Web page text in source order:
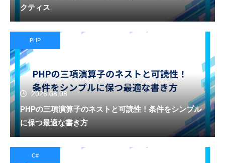
クティス
PHP
2026.08.08
PHPの三項演算子のネストと可読性！条件をシンプル
に保つ最適な書き方
C#